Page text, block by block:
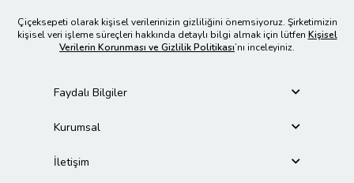
Çiçeksepeti olarak kişisel verilerinizin gizliliğini önemsiyoruz. Şirketimizin
kişisel veri işleme süreçleri hakkında detaylı bilgi almak için lütfen Kişisel
Verilerin Korunması ve Gizlilik Politikası’nı inceleyiniz.
Faydalı Bilgiler
Kurumsal
İletişim